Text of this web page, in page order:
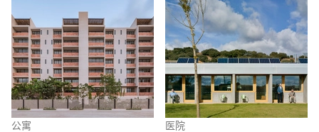
公寓
医院